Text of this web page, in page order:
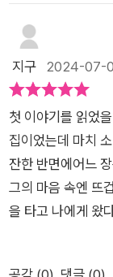
그런 작품을 써보
대로 된 글을 써
말하지만 나는 데
의 작품을 써 봐야
게 은근히 내 마음
글과 뭔가 맞다. 마
대화를 나누는 것
을 나누는 것 같은
책이다. 왜 교유당
찰과 감성을 담아
세이의 경계를 넘
러내며 독자와 교
껴지는 저자의 사
감각과 여섯 번째
저자는 소가 낯선
해, 익숙한 세계를
으로 그려냅니다.
보게 하는 문학의
삶을 돌아보며,
의 추억, 부모님과
지구 2024-07-
첫 이야기를 읽었
집이었는데 마치
잔한 반면에어느
그의 마음 속엔 뜨
을 타고 나에게 왔
고단하고도 뜨거